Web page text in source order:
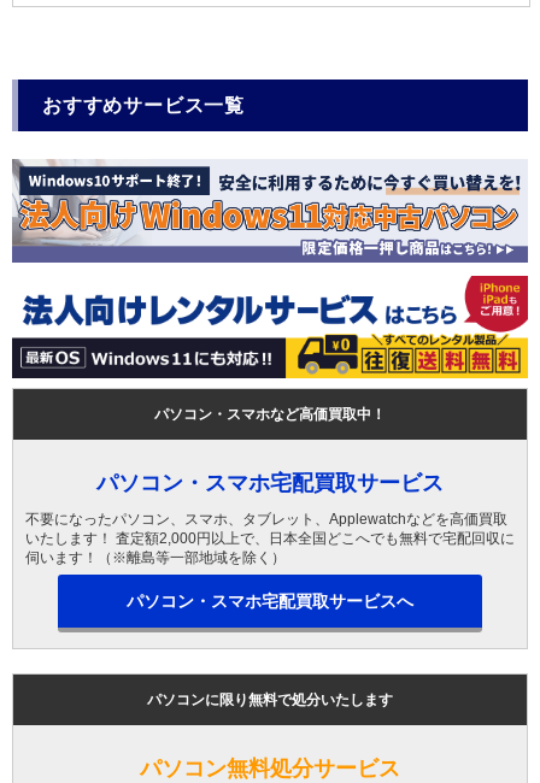
おすすめサービス一覧
パソコン・スマホなど高価買取中！
パソコン・スマホ宅配買取サービス
不要になったパソコン、スマホ、タブレット、Applewatchなどを高価買取
いたします！ 査定額2,000円以上で、日本全国どこへでも無料で宅配回収に
伺います！（※離島等一部地域を除く）
パソコン・スマホ宅配買取サービスへ
パソコンに限り無料で処分いたします
パソコン無料処分サービス